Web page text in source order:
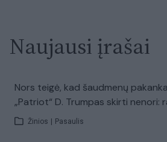
Naujausi įrašai
Nors teigė, kad šaudmenų
„Patriot“ D. Trumpas skirti nenori:
Žinios Pasaulis